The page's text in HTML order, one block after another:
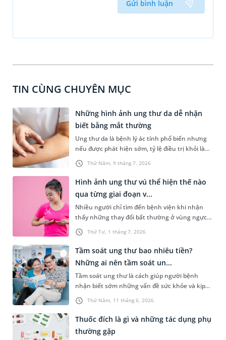
Gửi bình luận
TIN CÙNG CHUYÊN MỤC
Thứ Năm, 9 tháng 7, 2026
Những hình ảnh ung thư da dễ nhận
biết bằng mắt thường
Ung thư da là bệnh lý ác tính phổ biến nhưng
nếu được phát hiện sớm, tỷ lệ điều trị khỏi là
rất cao. Tuy nhiên, ở giai đoạn đầu, các tổn
thương trên da rất dễ bị nhầm lẫn với nốt ruồi
hoặc vết loét lành tính thông thường. Việc chủ
động nhận biết các hình ảnh ung thư da đặc
trưng là rất quan trọng để người bệnh đi thăm
khám kịp thời.
Thứ Tư, 1 tháng 7, 2026
Hình ảnh ung thư vú thể hiện thế nào
qua từng giai đoạn v...
Nhiều người chỉ tìm đến bệnh viện khi nhận
thấy những thay đổi bất thường ở vùng ngực
mà không biết bệnh hoàn toàn có thể phát
hiện sớm nếu chú ý quan sát. Việc tìm hiểu
hình ảnh ung thư vú qua từng giai đoạn không
chỉ giúp nâng cao nhận thức về căn bệnh này
mà còn hỗ trợ phát hiện sớm, từ đó tăng cơ hội
điều trị và cải thiện tiên lượng cho người bệnh.
Thứ Năm, 11 tháng 6, 2026
Tầm soát ung thư bao nhiêu tiền?
Những ai nên tầm soát un...
Tầm soát ung thư là cách giúp người bệnh
nhận biết sớm những vấn đề sức khỏe và kịp
thời điều trị. Bài viết dưới đây sẽ giúp bạn hiểu
rõ hơn về lợi ích của việc tầm soát ung thư, giải
đáp thắc mắc “tầm soát ung thư bao nhiêu
tiền” và những ai cần tầm soát.
Thuốc đích là gì và những tác dụng phụ
thường gặp